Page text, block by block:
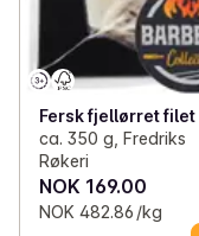
Fersk fjellørret filet
ca. 350 g, Fredriks
Røkeri
NOK 169.00
NOK 482.86 /kg